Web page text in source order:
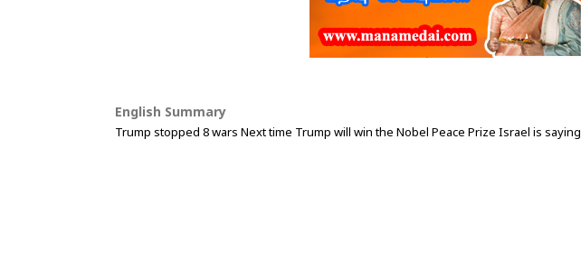
English Summary
Trump stopped 8 wars Next time Trump will win the Nobel Peace Prize Israel is saying